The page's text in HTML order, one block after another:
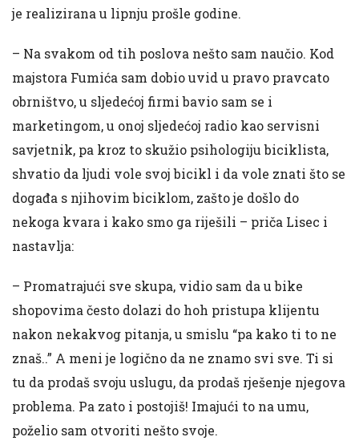
je realizirana u lipnju prošle godine.
– Na svakom od tih poslova nešto sam naučio. Kod
majstora Fumića sam dobio uvid u pravo pravcato
obrništvo, u sljedećoj firmi bavio sam se i
marketingom, u onoj sljedećoj radio kao servisni
savjetnik, pa kroz to skužio psihologiju biciklista,
shvatio da ljudi vole svoj bicikl i da vole znati što se
događa s njihovim biciklom, zašto je došlo do
nekoga kvara i kako smo ga riješili – priča Lisec i
nastavlja:
– Promatrajući sve skupa, vidio sam da u bike
shopovima često dolazi do hoh pristupa klijentu
nakon nekakvog pitanja, u smislu “pa kako ti to ne
znaš..” A meni je logično da ne znamo svi sve. Ti si
tu da prodaš svoju uslugu, da prodaš rješenje njegova
problema. Pa zato i postojiš! Imajući to na umu,
poželio sam otvoriti nešto svoje.